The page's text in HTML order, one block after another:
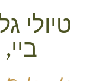
טיולי